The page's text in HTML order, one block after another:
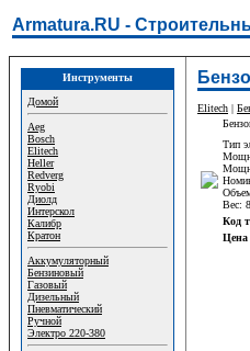
Armatura.RU -
Инструменты
Домой
Aeg
Bosch
Elitech
Heller
Redverg
Ryobi
Диолд
Интерскол
Калибр
Кратон
Аккумуляторный
Бензиновый
Газовый
Дизельный
Пневматический
Ручной
Электро 220-380
Elitech |
Тип
Вес:
Код
Цена